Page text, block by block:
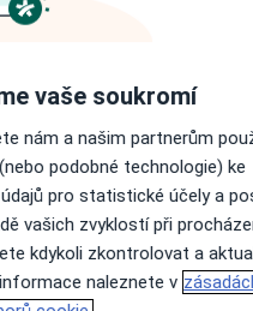
Přidejte svůj názor
vaše soukromí
nám a našim partnerům
podobné technologie) ke
pro statistické účely a
vašich zvyklostí při
kdykoli zkontrolovat a
naleznete v